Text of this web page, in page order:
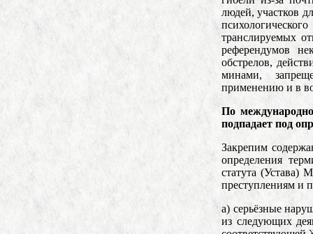
людей, участков
транслируемых
референдумов
обстрелов,
минами,
применению и в
По
подпадает под
Закрепим
определения
статута (Устава)
преступлениям и
a) серьёзные
из следующих